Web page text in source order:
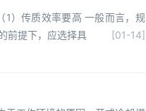
1）传质效率要高 一般而言，规
前提下，应选择具
[01-14]